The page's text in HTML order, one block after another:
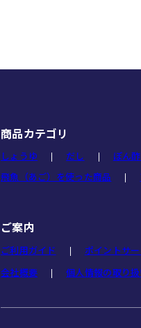
商品カテゴリ
しょうゆ だし ぽん
飛魚（あご）を使った商品
ご案内
ご利用ガイド ポイントサ
会社概要
個人情報の取り